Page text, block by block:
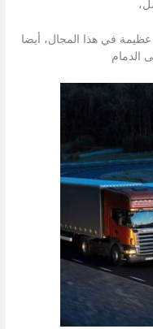
في هذا المجال، أيضا
الدمام